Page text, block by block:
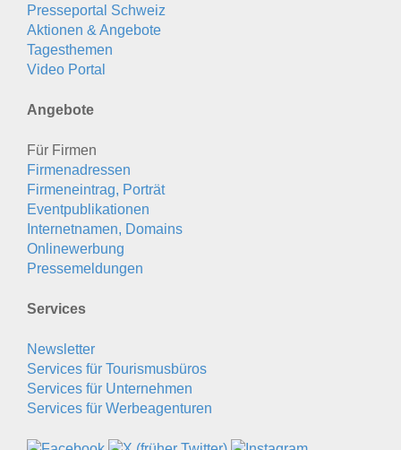
Presseportal Schweiz
Aktionen & Angebote
Tagesthemen
Video Portal
Angebote
Für Firmen
Firmenadressen
Firmeneintrag, Porträt
Eventpublikationen
Internetnamen, Domains
Onlinewerbung
Pressemeldungen
Services
Newsletter
Services für Tourismusbüros
Services für Unternehmen
Services für Werbeagenturen